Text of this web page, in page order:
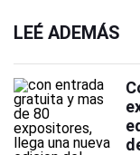
LEÉ ADEMÁS